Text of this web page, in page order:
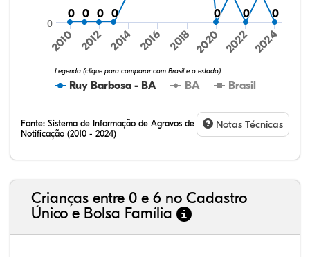
0
0 0
0 0
0 0
0 0
0 0
0 0
0
Ruy Barbosa - BA BA Brasil
Legenda (clique para comparar com Brasil e o estado)
2010 2012 2014 2016 2018 2020 2022 2024
0
Fonte: Sistema de Informação de Agravos de
Notificação (2010 - 2024)
Notas Técnicas
Crianças entre 0 e 6 no Cadastro
Único e Bolsa Família
8,65%
19,48%
0,36%
68,95%
0,58%
2,00%
32,57%
9,24%
0,46%
54,88%
1,27%
1,56%